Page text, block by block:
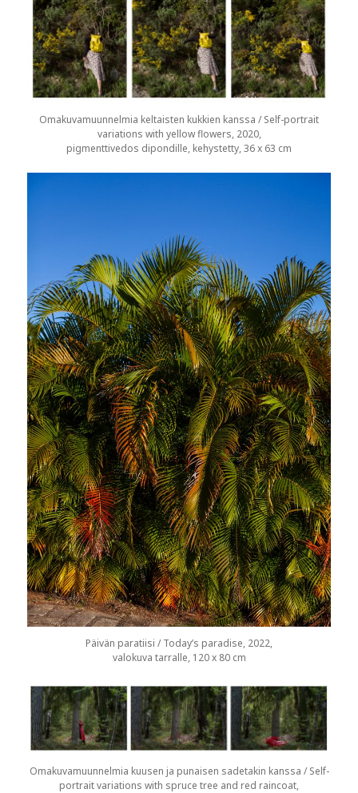
Omakuvamuunnelmia keltaisten kukkien kanssa / Self-portrait
variations with yellow flowers, 2020,
pigmenttivedos dipondille, kehystetty, 36 x 63 cm
Päivän paratiisi / Today’s paradise, 2022,
valokuva tarralle, 120 x 80 cm
Omakuvamuunnelmia kuusen ja punaisen sadetakin kanssa / Self-
portrait variations with spruce tree and red raincoat,